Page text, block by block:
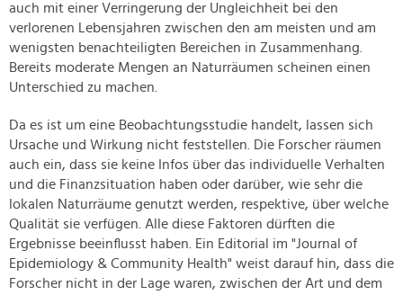
auch mit einer Verringerung der Ungleichheit bei den
verlorenen Lebensjahren zwischen den am meisten und am
wenigsten benachteiligten Bereichen in Zusammenhang.
Bereits moderate Mengen an Naturräumen scheinen einen
Unterschied zu machen.
Da es ist um eine Beobachtungsstudie handelt, lassen sich
Ursache und Wirkung nicht feststellen. Die Forscher räumen
auch ein, dass sie keine Infos über das individuelle Verhalten
und die Finanzsituation haben oder darüber, wie sehr die
lokalen Naturräume genutzt werden, respektive, über welche
Qualität sie verfügen. Alle diese Faktoren dürften die
Ergebnisse beeinflusst haben. Ein Editorial im "Journal of
Epidemiology & Community Health" weist darauf hin, dass die
Forscher nicht in der Lage waren, zwischen der Art und dem